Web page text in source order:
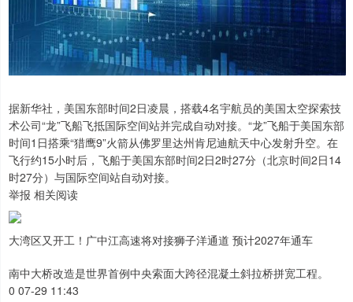
据新华社，美国东部时间2日凌晨，搭载4名宇航员的美国太空探索技
术公司“龙”飞船飞抵国际空间站并完成自动对接。“龙”飞船于美国东部
时间1日搭乘“猎鹰9”火箭从佛罗里达州肯尼迪航天中心发射升空。在
飞行约15小时后，飞船于美国东部时间2日2时27分（北京时间2日14
时27分）与国际空间站自动对接。
举报 相关阅读
大湾区又开工！广中江高速将对接狮子洋通道 预计2027年通车
南中大桥改造是世界首例中央索面大跨径混凝土斜拉桥拼宽工程。
0 07-29 11:43